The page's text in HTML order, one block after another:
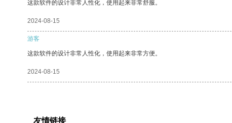
这款软件的设计非常人性化，使用起来非常舒服。
2024-08-15
游客
这款软件的设计非常人性化，使用起来非常方便。
2024-08-15
友情链接